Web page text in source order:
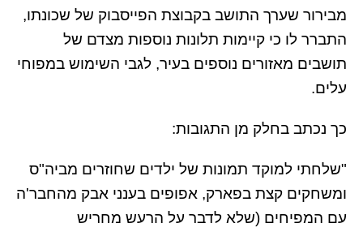
מבירור שערך התושב בקבוצת הפייסבוק של שכונתו,
התברר לו כי קיימות תלונות נוספות מצדם של
תושבים מאזורים נוספים בעיר, לגבי השימוש במפוחי
עלים.
כך נכתב בחלק מן התגובות:
"שלחתי למוקד תמונות של ילדים שחוזרים מביה"ס
ומשחקים קצת בפארק, אפופים בענני אבק מהחבר'ה
עם המפיחים (שלא לדבר על הרעש מחריש